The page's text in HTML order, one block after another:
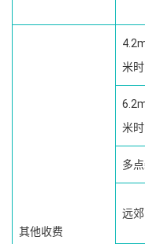
其他收费
米时
米时
多
远